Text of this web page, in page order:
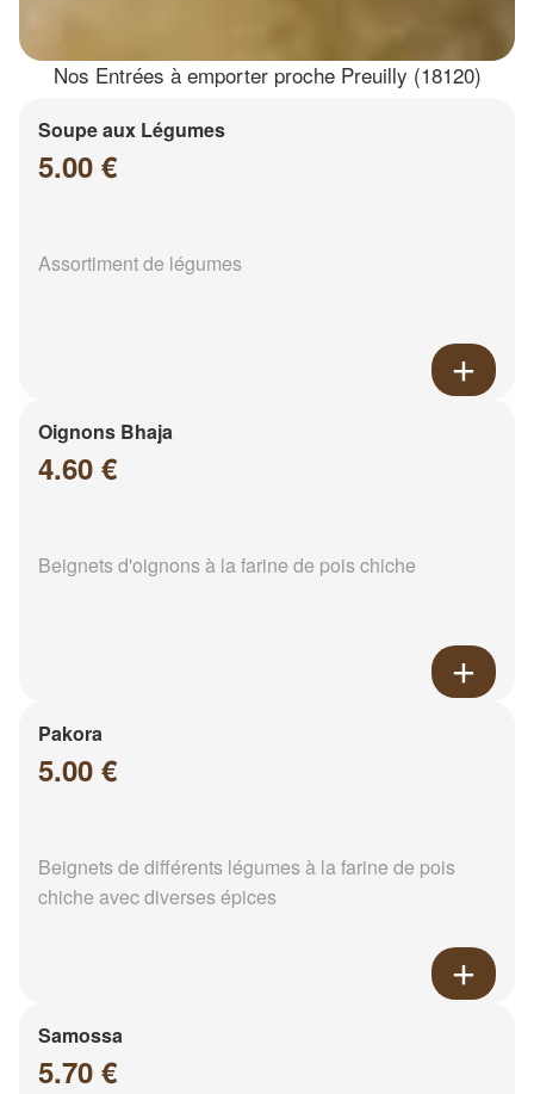
Nos Entrées à emporter proche Preuilly (18120)
Soupe aux Légumes
5.00 €
Assortiment de légumes
Oignons Bhaja
4.60 €
Beignets d'oignons à la farine de pois chiche
Pakora
5.00 €
Beignets de différents légumes à la farine de pois
chiche avec diverses épices
Samossa
5.70 €